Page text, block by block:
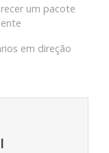
um pacote
em direção